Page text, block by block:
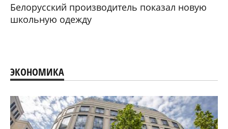
Белорусский производитель показал новую
школьную одежду
ЭКОНОМИКА